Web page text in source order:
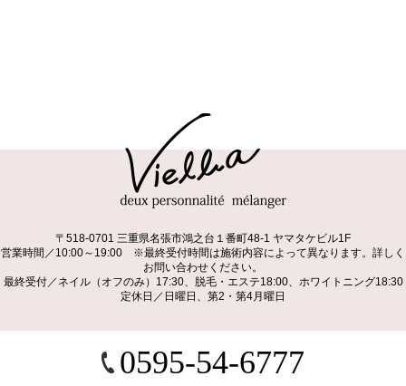
〒518-0701 三重県名張市鴻之台１番町48-1 ヤマタケビル1F
営業時間／10:00～19:00 ※最終受付時間は施術内容によって異なります。詳しく
お問い合わせください。
最終受付／ネイル（オフのみ）17:30、脱毛・エステ18:00、ホワイトニング18:30
定休日／日曜日、第2・第4月曜日
0595-54-6777